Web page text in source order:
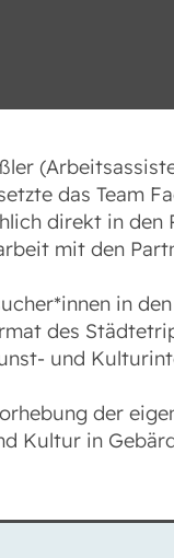
das Team
direkt in den
mit den
in
des
und
der
Kultur in